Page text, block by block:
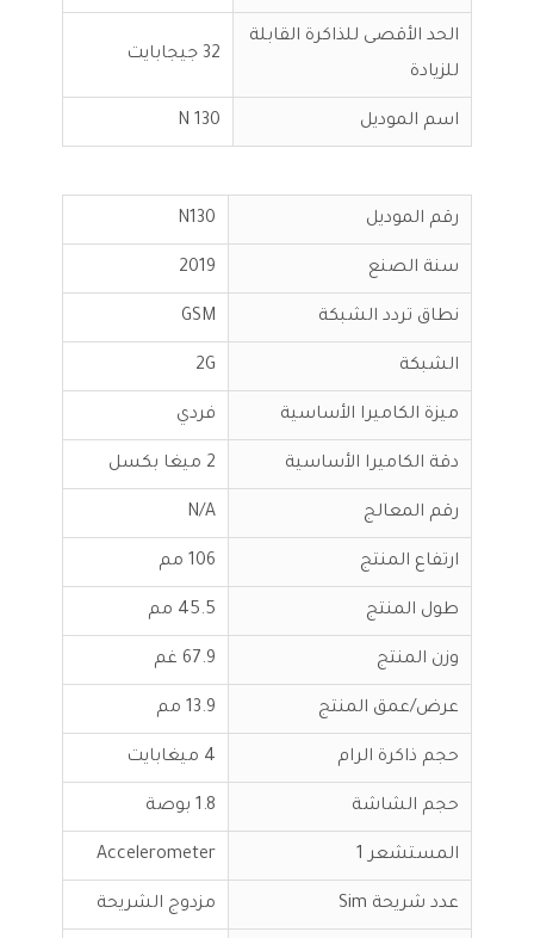
الحد الأقصى للذاكرة القابلة
للزيادة
32 جيجابايت
اسم الموديل N 130
رقم الموديل N130
سنة الصنع 2019
نطاق تردد الشبكة GSM
الشبكة 2G
ميزة الكاميرا الأساسية فردي
دقة الكاميرا الأساسية 2 ميغا بكسل
رقم المعالج N/A
ارتفاع المنتج 106 مم
طول المنتج 45.5 مم
وزن المنتج 67.9 غم
عرض/عمق المنتج 13.9 مم
حجم ذاكرة الرام 4 ميغابايت
حجم الشاشة 1.8 بوصة
المستشعر 1 Accelerometer
عدد شريحة Sim مزدوج الشريحة